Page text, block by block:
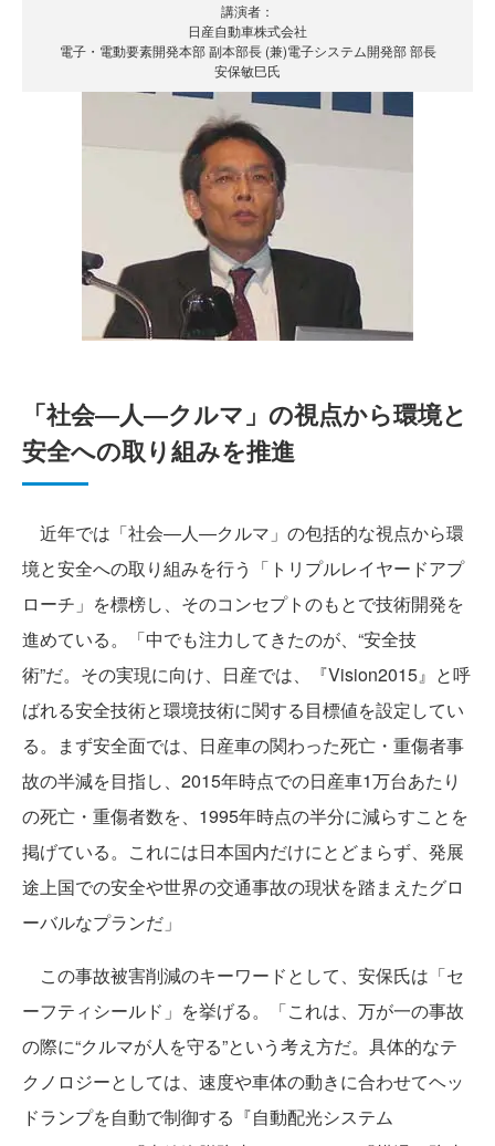
講演者：
日産自動車株式会社
電子・電動要素開発本部 副本部長 (兼)電子システム開発部 部長
安保敏巳氏
「社会―人―クルマ」の視点から環境と
安全への取り組みを推進
近年では「社会―人―クルマ」の包括的な視点から環
境と安全への取り組みを行う「トリプルレイヤードアプ
ローチ」を標榜し、そのコンセプトのもとで技術開発を
進めている。「中でも注力してきたのが、“安全技
術”だ。その実現に向け、日産では、『Vision2015』と呼
ばれる安全技術と環境技術に関する目標値を設定してい
る。まず安全面では、日産車の関わった死亡・重傷者事
故の半減を目指し、2015年時点での日産車1万台あたり
の死亡・重傷者数を、1995年時点の半分に減らすことを
掲げている。これには日本国内だけにとどまらず、発展
途上国での安全や世界の交通事故の現状を踏まえたグロ
ーバルなプランだ」
この事故被害削減のキーワードとして、安保氏は「セ
ーフティシールド」を挙げる。「これは、万が一の事故
の際に“クルマが人を守る”という考え方だ。具体的なテ
クノロジーとしては、速度や車体の動きに合わせてヘッ
ドランプを自動で制御する『自動配光システム